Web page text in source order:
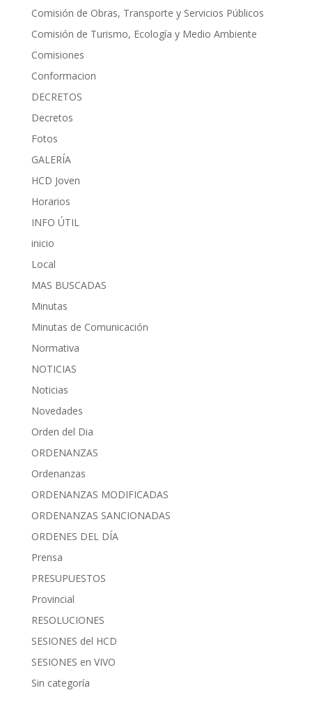
Comisión de Obras, Transporte y Servicios Públicos
Comisión de Turismo, Ecología y Medio Ambiente
Comisiones
Conformacion
DECRETOS
Decretos
Fotos
GALERÍA
HCD Joven
Horarios
INFO ÚTIL
inicio
Local
MAS BUSCADAS
Minutas
Minutas de Comunicación
Normativa
NOTICIAS
Noticias
Novedades
Orden del Dia
ORDENANZAS
Ordenanzas
ORDENANZAS MODIFICADAS
ORDENANZAS SANCIONADAS
ORDENES DEL DÍA
Prensa
PRESUPUESTOS
Provincial
RESOLUCIONES
SESIONES del HCD
SESIONES en VIVO
Sin categoría